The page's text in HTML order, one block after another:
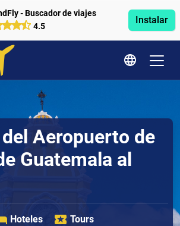
- Buscador de viajes
4.5
Instalar
Aeropuerto de
Guatemala al
Hoteles Tours